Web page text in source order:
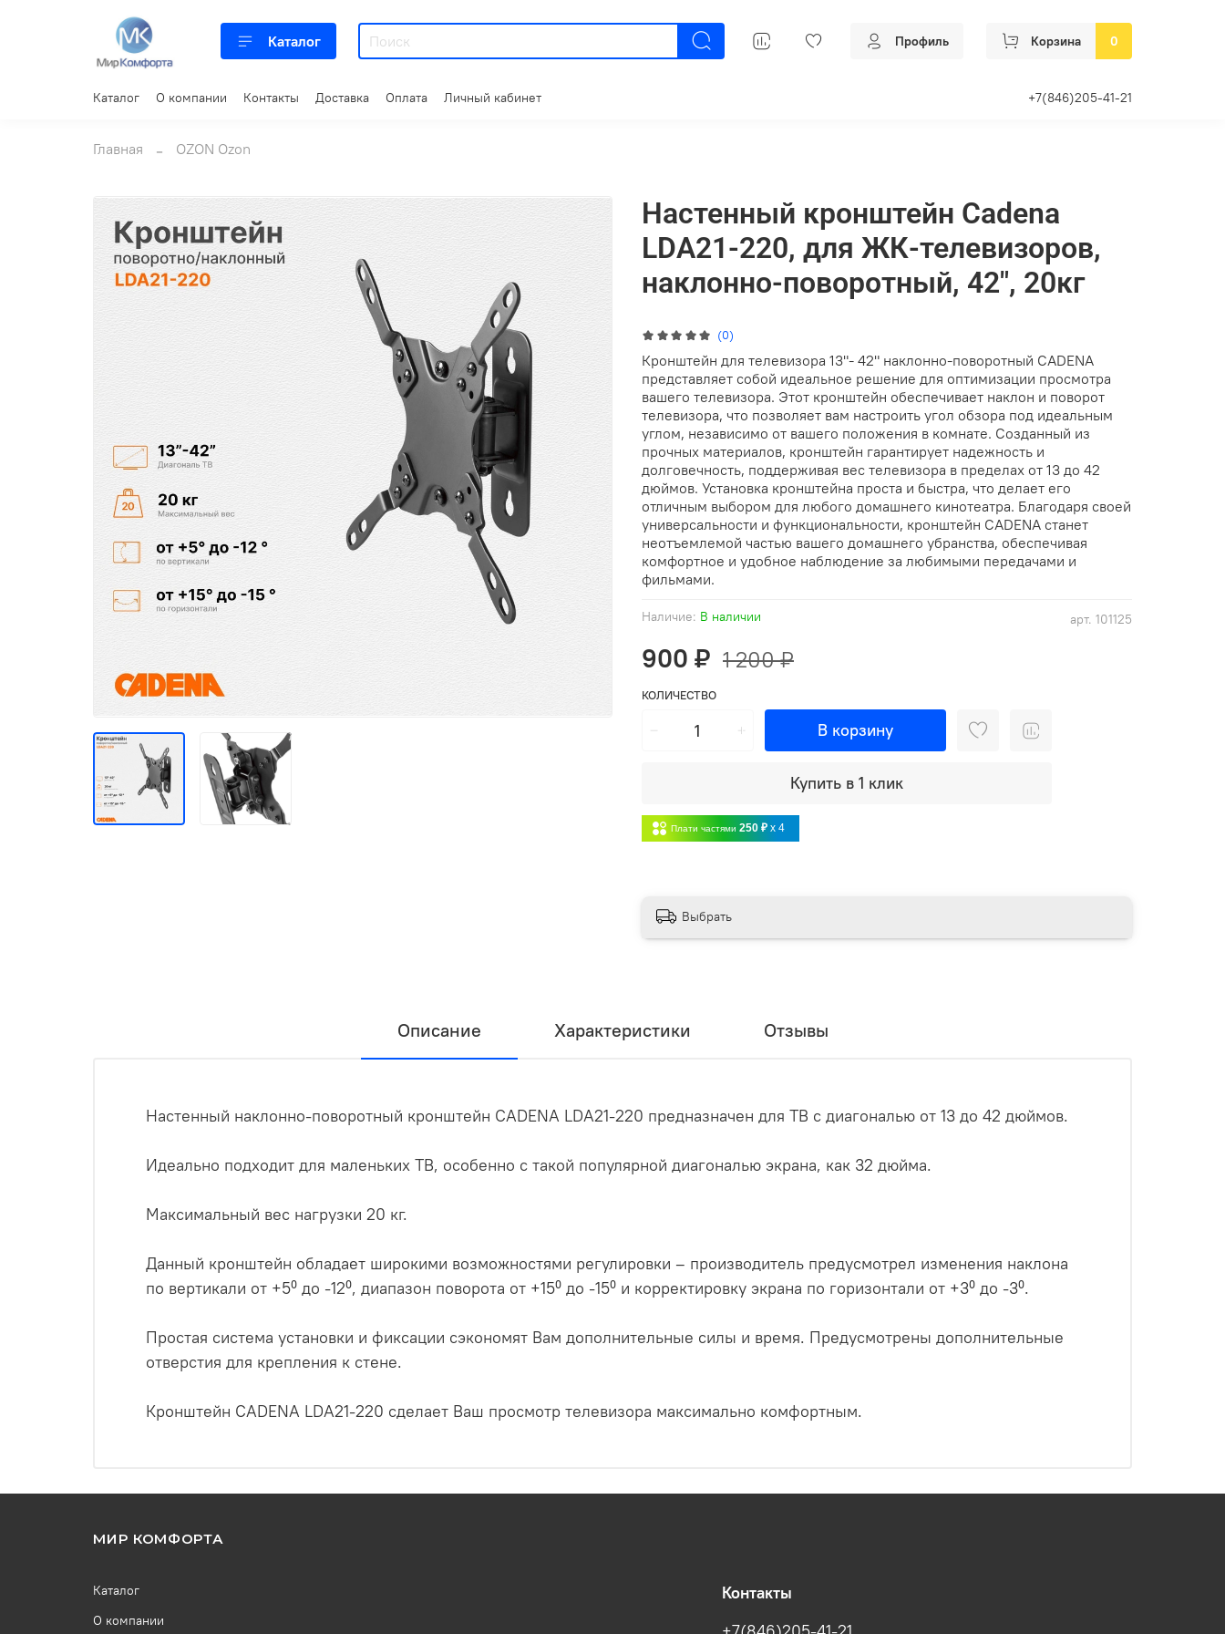
Каталог Профиль Корзина 0
Каталог О компании Контакты Доставка Оплата Личный кабинет +7(846)205-41-21
Главная OZON Ozon
(0)
арт. 101125
Наличие: В наличии
Настенный кронштейн Cadena
LDA21-220, для ЖК-телевизоров,
наклонно-поворотный, 42", 20кг
900 ₽ 1 200 ₽
КОЛИЧЕСТВО
В корзину
Купить в 1 клик
Плати частями 250 ₽ x 4
Кронштейн для телевизора 13"- 42" наклонно-поворотный CADENA
представляет собой идеальное решение для оптимизации просмотра
вашего телевизора. Этот кронштейн обеспечивает наклон и поворот
телевизора, что позволяет вам настроить угол обзора под идеальным
углом, независимо от вашего положения в комнате. Созданный из
прочных материалов, кронштейн гарантирует надежность и
долговечность, поддерживая вес телевизора в пределах от 13 до 42
дюймов. Установка кронштейна проста и быстра, что делает его
отличным выбором для любого домашнего кинотеатра. Благодаря своей
универсальности и функциональности, кронштейн CADENA станет
неотъемлемой частью вашего домашнего убранства, обеспечивая
комфортное и удобное наблюдение за любимыми передачами и
фильмами.
Выбрать
Описание Характеристики Отзывы
Настенный наклонно-поворотный кронштейн CADENA LDA21-220 предназначен для ТВ с диагональю от 13 до 42 дюймов.
Идеально подходит для маленьких ТВ, особенно с такой популярной диагональю экрана, как 32 дюйма.
Максимальный вес нагрузки 20 кг.
Данный кронштейн обладает широкими возможностями регулировки – производитель предусмотрел изменения наклона
по вертикали от +5⁰ до -12⁰, диапазон поворота от +15⁰ до -15⁰ и корректировку экрана по горизонтали от +3⁰ до -3⁰.
Простая система установки и фиксации сэкономят Вам дополнительные силы и время. Предусмотрены дополнительные
отверстия для крепления к стене.
Кронштейн CADENA LDA21-220 сделает Ваш просмотр телевизора максимально комфортным.
МИР КОМФОРТА
Каталог
О компании
Контакты